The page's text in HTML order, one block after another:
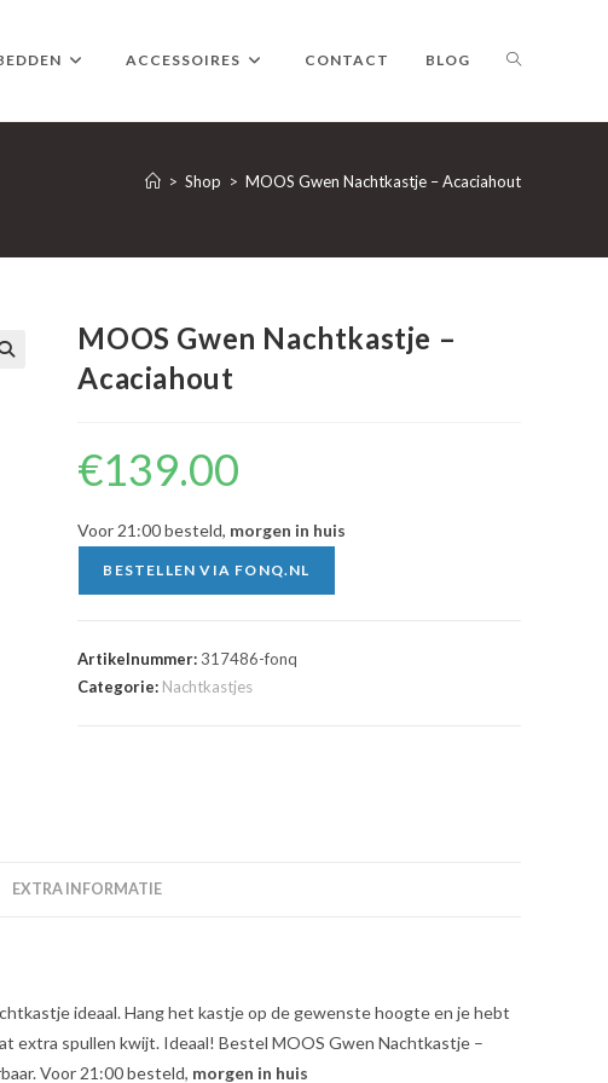
ACCESSOIRES CONTACT BLOG TOGGLE
WEBSITE
> Shop > MOOS Gwen Nachtkastje – Acaciahout
MOOS Gwen Nachtkastje –
Acaciahout
€139.00
Voor 21:00 besteld, morgen in huis
BESTELLEN VIA FONQ.NL
Artikelnummer: 317486-fonq
Categorie: Nachtkastjes
EXTRA INFORMATIE
ideaal. Hang het kastje op de gewenste hoogte en je hebt
extra spullen kwijt. Ideaal! Bestel MOOS Gwen Nachtkastje –
Voor 21:00 besteld, morgen in huis